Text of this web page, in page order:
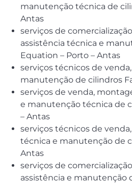
manutenção técnica de
Antas
serviços de
assistência técnica e
Equation – Porto – Antas
serviços técnicos de
manutenção de cilindros
serviços de venda,
e manutenção técnica de
– Antas
serviços técnicos de
técnica e manutenção de
Antas
serviços de
assistência e manutenção